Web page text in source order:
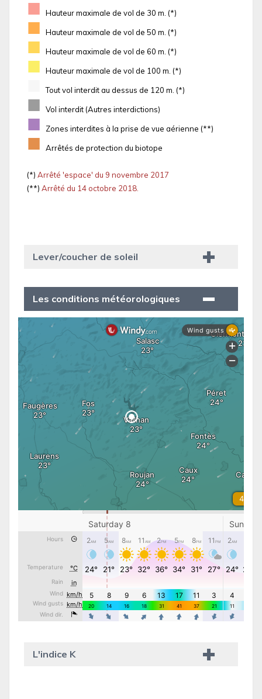
■ Hauteur maximale de vol de 30 m. (*)
■ Hauteur maximale de vol de 50 m. (*)
■ Hauteur maximale de vol de 60 m. (*)
■ Hauteur maximale de vol de 100 m. (*)
Tout vol interdit au dessus de 120 m. (*)
■ Vol interdit (Autres interdictions)
■ Zones interdites à la prise de vue aérienne (**)
■ Arrêtés de protection du biotope
(*) Arrêté 'espace' du 9 novembre 2017
(**) Arrêté du 14 octobre 2018.
Lever/coucher de soleil
Les conditions météorologiques
L'indice K